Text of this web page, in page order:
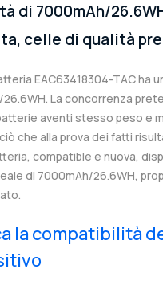
di 7000mAh/
celle di qualità
EAC63418304-TAC ha
La concorrenza
aventi stesso peso e
che alla prova dei fatti
compatible e nuova,
di 7000mAh/26.6WH,
la compatibilità